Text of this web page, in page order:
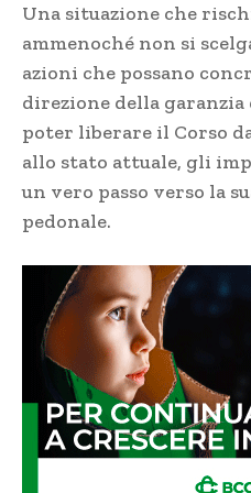
Una situazione che
ammenoché non si
azioni che possano
direzione della
poter liberare il Corso
allo stato attuale, gli
un vero passo verso la
pedonale.